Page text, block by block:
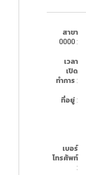
สาขา
0000:
เวลา
เปิด
ทำการ :
ที่อยู่:
เบอร์
โทรศัพท์
: